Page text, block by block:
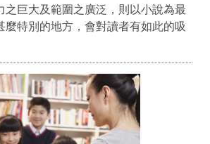
之巨大及範圍之廣泛，則以小說為最
麼特別的地方，會對讀者有如此的吸